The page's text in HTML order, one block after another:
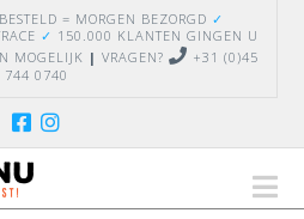
= MORGEN BEZORGD ✓
✓ 150.000 KLANTEN GINGEN U
MOGELIJK | VRAGEN?
+31 (0)45
744 0740